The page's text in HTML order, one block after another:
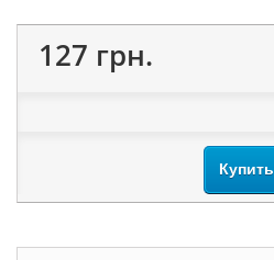
127 грн.
Купить